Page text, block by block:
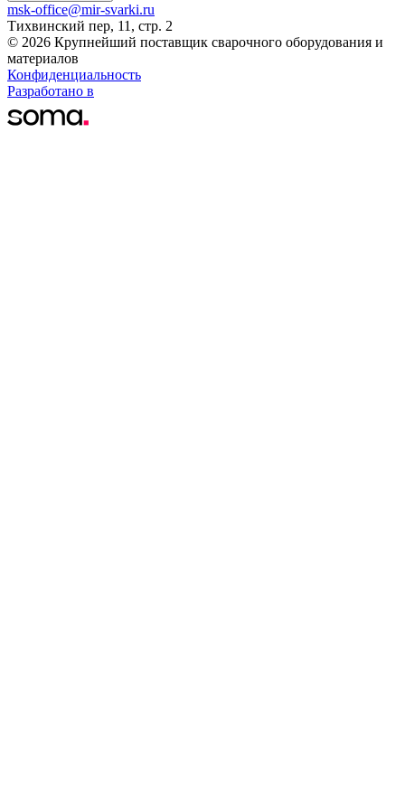
msk-office@mir-svarki.ru
Тихвинский пер, 11, стр. 2
© 2026 Крупнейший поставщик сварочного оборудования и
материалов
Конфиденциальность
Разработано в